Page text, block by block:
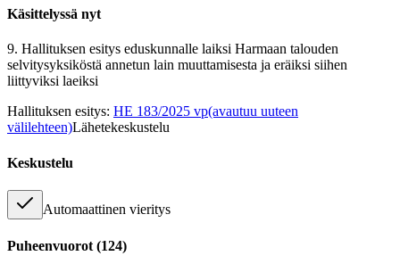
Käsittelyssä nyt
9. Hallituksen esitys eduskunnalle laiksi Harmaan talouden
selvitysyksiköstä annetun lain muuttamisesta ja eräiksi siihen
liittyviksi laeiksi
Hallituksen esitys: HE 183/2025 vp(avautuu uuteen
välilehteen)Lähetekeskustelu
Keskustelu
Automaattinen vieritys
Puheenvuorot (124)